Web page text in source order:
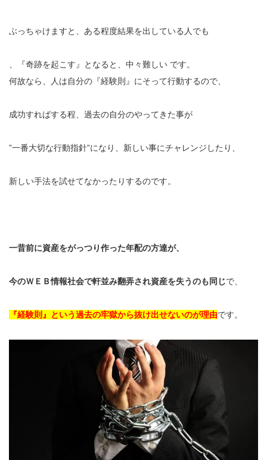
ぶっちゃけますと、ある程度結果を出している人でも
、『奇跡を起こす』となると、中々難しい です。
何故なら、人は自分の『経験則』にそって行動するので、
成功すればする程、過去の自分のやってきた事が
”一番大切な行動指針”になり、新しい事にチャレンジしたり、
新しい手法を試せてなかったりするのです。
一昔前に資産をがっつり作った年配の方達が、
今のＷＥＢ情報社会で軒並み翻弄され資産を失うのも同じで、
『経験則』という過去の牢獄から抜け出せないのが理由です。